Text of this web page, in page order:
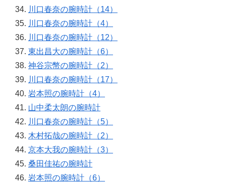
川口春奈の腕時計（14）
川口春奈の腕時計（4）
川口春奈の腕時計（12）
東出昌大の腕時計（6）
神谷宗幣の腕時計（2）
川口春奈の腕時計（17）
岩本照の腕時計（4）
山中柔太朗の腕時計
川口春奈の腕時計（5）
木村拓哉の腕時計（2）
京本大我の腕時計（3）
桑田佳祐の腕時計
岩本照の腕時計（6）